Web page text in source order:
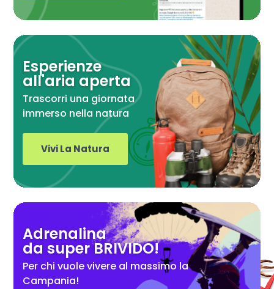
Esperienze
all'aria aperta
Trascorri una giornata
immerso nella natura
Vivi La Natura
Adrenalina
da super BRIVIDO!
Per chi vuole vivere al massimo la
Campania!